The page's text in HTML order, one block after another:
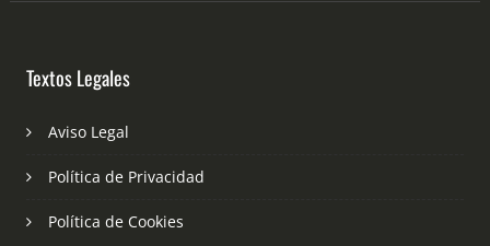
Textos Legales
Aviso Legal
Política de Privacidad
Política de Cookies